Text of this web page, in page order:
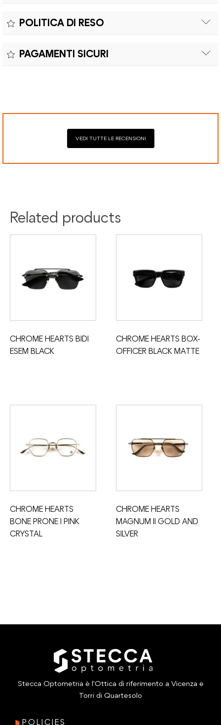
Colore:
conforme alle direttive vigenti. La garanzia copre eventuali
sostituzioni senza costi aggiuntivi.
POLITICA DI RESO
spedizione e oneri doganali a carico del cliente.
PAGAMENTI SICURI
VEDI TUTTE LE RECENSIONI
Related products
CHROME HEARTS BIDI
ESEM BLACK
CHROME HEARTS BOX-
OFFICER BLACK MATTE
CHROME HEARTS
BONE PRONE I PINK
CRYSTAL
CHROME HEARTS
MAGNUM II GOLD AND
SILVER
Stecca Optometria è l'Ottica di riferimento a Vicenza e
Torri di Quartesolo
POLICIES